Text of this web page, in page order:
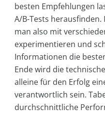
besten Empfehlungen
A/B-Tests
man also mit
experimentieren und
Informationen die
Ende wird die
alleine für den Erfolg
verantwortlich sein.
durchschnittliche